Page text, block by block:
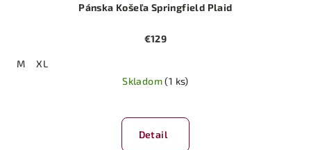
Pánska Košeľa Springfield Plaid
€129
M
XL
Skladom(1 ks)
hodnotenie
produktu
Detail